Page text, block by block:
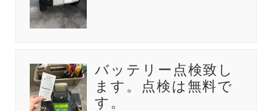
バッテリー点検致し
ます。点検は無料で
す。